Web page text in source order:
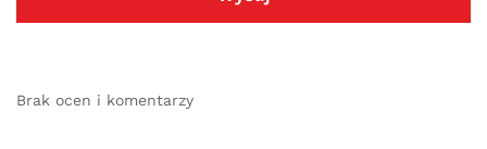
Brak ocen i komentarzy